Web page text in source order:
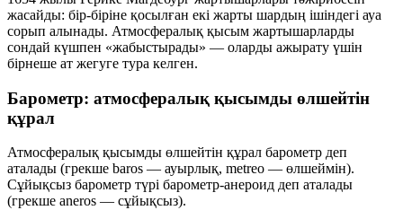
жасайды: бір-біріне қосылған екі жарты шардың ішіндегі ауа
сорып алынады. Атмосфералық қысым жартышарларды
сондай күшпен «жабыстырады» — оларды ажырату үшін
бірнеше ат жегуге тура келген.
Барометр: атмосфералық қысымды өлшейтін
құрал
Атмосфералық қысымды өлшейтін құрал барометр деп
аталады (грекше baros — ауырлық, metreo — өлшеймін).
Сұйықсыз барометр түрі барометр-анероид деп аталады
(грекше aneros — сұйықсыз).